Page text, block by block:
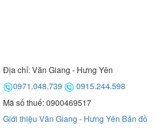
Địa chỉ: Văn Giang - Hưng Yên
0971.048.739
0915.244.598
Mã số thuế: 0900469517
Giới thiệu Văn Giang - Hưng Yên Bản đồ